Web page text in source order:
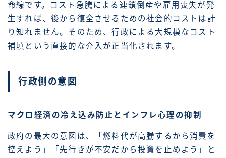
命線です。コスト急騰による連鎖倒産や雇用喪失が発
生すれば、後から復全させるための社会的コストは計
り知れません。そのため、行政による大規模なコスト
補填という直接的な介入が正当化されます。
行政側の意図
マクロ経済の冷え込み防止とインフレ心理の抑制
政府の最大の意図は、「燃料代が高騰するから消費を
控えよう」「先行きが不安だから投資を止めよう」と